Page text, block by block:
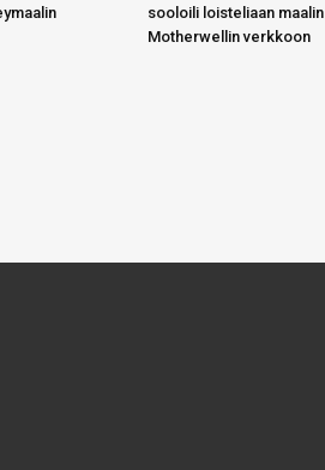
sooloili loisteliaan maalin
Motherwellin verkkoon